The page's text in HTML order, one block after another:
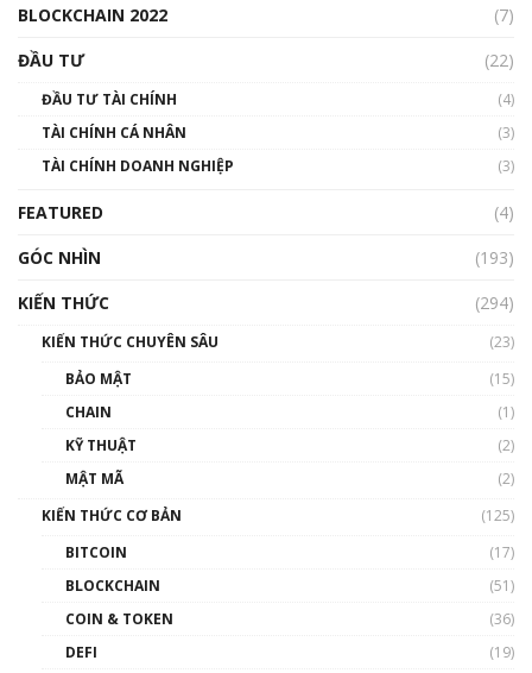
00:02:14
Nhìn lại năm 2022: Những sự kiện ảnh hưởng
đến hệ sinh thái tiền mã hoá | Phổ cập
00:43:47
như thể nào?
00:39:31
BLOCKCHAIN 2022
(7)
ĐẦU TƯ
(22)
ĐẦU TƯ TÀI CHÍNH
(4)
TÀI CHÍNH CÁ NHÂN
(3)
TÀI CHÍNH DOANH NGHIỆP
(3)
FEATURED
(4)
GÓC NHÌN
(193)
KIẾN THỨC
(294)
KIẾN THỨC CHUYÊN SÂU
(23)
BẢO MẬT
(15)
CHAIN
(1)
KỸ THUẬT
(2)
MẬT MÃ
(2)
KIẾN THỨC CƠ BẢN
(125)
BITCOIN
(17)
BLOCKCHAIN
(51)
COIN & TOKEN
(36)
DEFI
(19)